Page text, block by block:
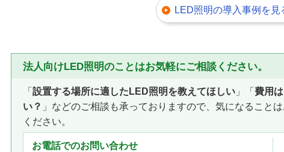
LED照明の導入事例を見
法人向けLED照明のことはお気軽にご相談ください。
「 設置する場所に適したLED照明を教えてほしい 」「 費用
い？ 」などのご相談も承っておりますので、気になること
ください。
お電話でのお問い合わせ